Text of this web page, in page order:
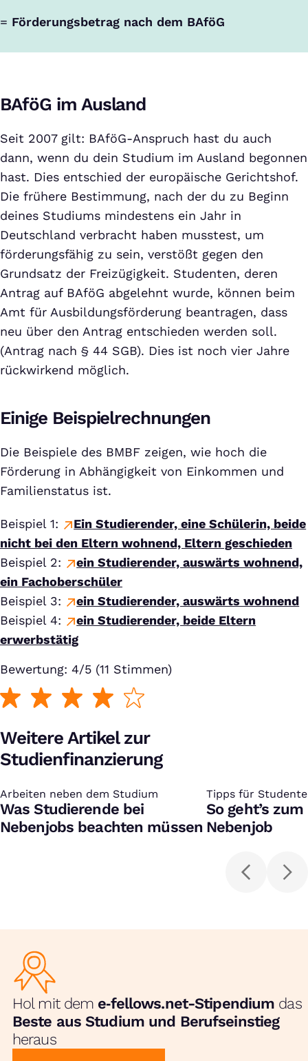
= Förderungsbetrag nach dem BAföG
BAföG im Ausland
Seit 2007 gilt: BAföG-Anspruch hast du auch
dann, wenn du dein Studium im Ausland begonnen
hast. Dies entschied der europäische Gerichtshof.
Die frühere Bestimmung, nach der du zu Beginn
deines Studiums mindestens ein Jahr in
Deutschland verbracht haben musstest, um
förderungsfähig zu sein, verstößt gegen den
Grundsatz der Freizügigkeit. Studenten, deren
Antrag auf BAföG abgelehnt wurde, können beim
Amt für Ausbildungsförderung beantragen, dass
neu über den Antrag entschieden werden soll.
(Antrag nach § 44 SGB). Dies ist noch vier Jahre
rückwirkend möglich.
Einige Beispielrechnungen
Die Beispiele des BMBF zeigen, wie hoch die
Förderung in Abhängigkeit von Einkommen und
Familienstatus ist.
Beispiel 1:
Ein Studierender, eine Schülerin, beide
nicht bei den Eltern wohnend, Eltern geschieden
Beispiel 2:
ein Studierender, auswärts wohnend,
ein Fachoberschüler
Beispiel 3:
ein Studierender, auswärts wohnend
Beispiel 4:
ein Studierender, beide Eltern
erwerbstätig
Bewertung: 4/5 (11 Stimmen)
Weitere Artikel zur
Studienfinanzierung
Arbeiten neben dem Studium
:
Was Studierende bei
Nebenjobs beachten müssen
Tipps für
:
So geht’s
Nebenjob
Hol mit dem e‑fellows.net-Stipendium das
Beste aus Studium und Berufseinstieg
heraus